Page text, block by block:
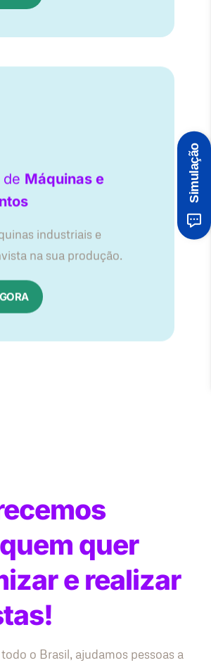
Máquinas e
industriais e
na sua produção.
quer
e realizar
o Brasil, ajudamos pessoas a
Simulação